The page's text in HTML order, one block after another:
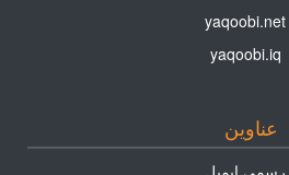
yaqoobi.net
yaqoobi.iq
عناوين
رسمى ايميل